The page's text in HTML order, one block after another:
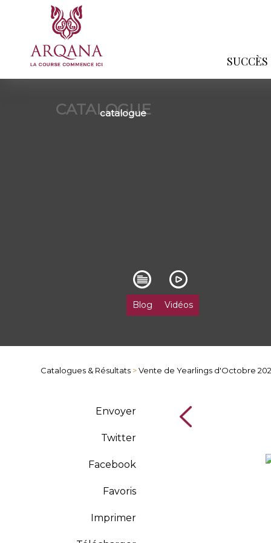
SUCCÈS
CATALOGUE
catalogue
Blog Vidéos
Catalogues & Résultats >Vente de Yearlings d'Octobre
Envoyer
Twitter
Facebook
Favoris
Imprimer